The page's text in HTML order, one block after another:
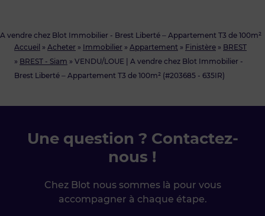
Accueil » Acheter » Immobilier » Appartement » Finistère » BREST
» BREST - Siam » VENDU/LOUE | A vendre chez Blot Immobilier -
Brest Liberté – Appartement T3 de 100m² (#203685 - 635IR)
A vendre chez Blot Immobilier - Brest Liberté – Appartement T3 de 100m²
Une question ? Contactez-
nous !
Chez Blot nous sommes là pour vous
accompagner à chaque étape.